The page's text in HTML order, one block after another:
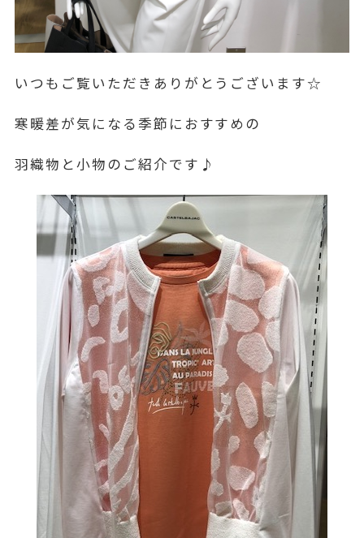
いつもご覧いただきありがとうございます☆
寒暖差が気になる季節におすすめの
羽織物と小物のご紹介です♪